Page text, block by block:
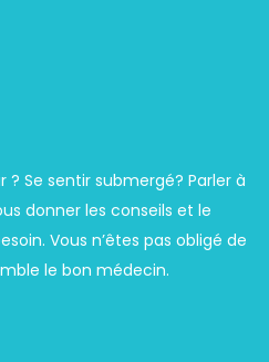
? Se sentir submergé? Parler à
donner les conseils et le
Vous n’êtes pas obligé de
le bon médecin.